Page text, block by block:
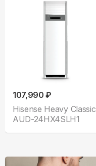
107,990 ₽
Hisense Heavy Classic
AUD-24HX4SLH1